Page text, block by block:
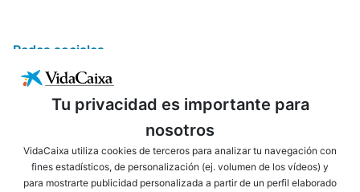
Tu privacidad es importante para
nosotros
VidaCaixa utiliza cookies de terceros para analizar tu navegación con
fines estadísticos, de personalización (ej. volumen de los vídeos) y
para mostrarte publicidad personalizada a partir de un perfil elaborado
Redes sociales
ENLACES DE INTERÉS AVISO LEGAL